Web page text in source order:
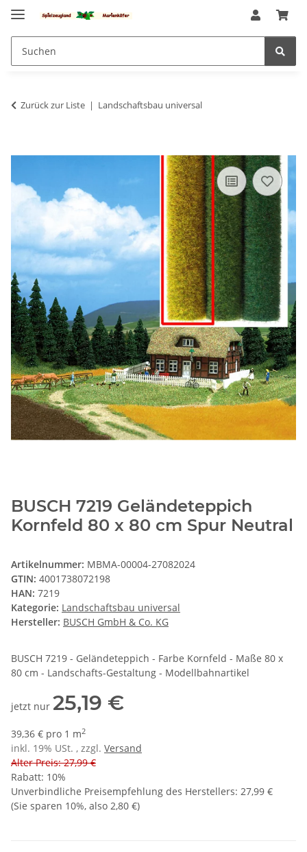
Zurück zur Liste Landschaftsbau universal
BUSCH 7219 Geländeteppich
Kornfeld 80 x 80 cm Spur Neutral
Artikelnummer: MBMA-00004-27082024
GTIN: 4001738072198
HAN: 7219
Kategorie: Landschaftsbau universal
Hersteller: BUSCH GmbH & Co. KG
BUSCH 7219 - Geländeteppich - Farbe Kornfeld - Maße 80 x
80 cm - Landschafts-Gestaltung - Modellbahnartikel
jetzt nur 25,19 €
39,36 € pro 1 m2
inkl. 19% USt. , zzgl. Versand
Alter Preis: 27,99 €
Rabatt: 10%
Unverbindliche Preisempfehlung des Herstellers: 27,99 €
(Sie sparen 10%, also 2,80 €)